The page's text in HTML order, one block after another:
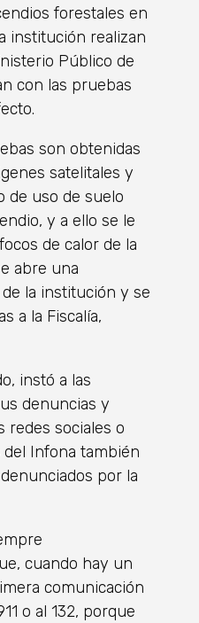
forestales en
institución realizan
Público de
con las pruebas
son obtenidas
satelitales y
de uso de suelo
y a ello se le
de calor de la
abre una
la institución y se
a la Fiscalía,
instó a las
denuncias y
redes sociales o
Infona también
por la
cuando hay un
comunicación
o al 132, porque